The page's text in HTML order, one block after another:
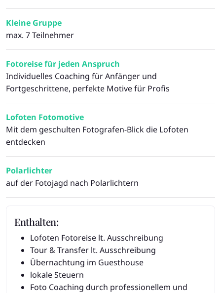
Kleine Gruppe
max. 7 Teilnehmer
Fotoreise für jeden Anspruch
Individuelles Coaching für Anfänger und
Fortgeschrittene, perfekte Motive für Profis
Lofoten Fotomotive
Mit dem geschulten Fotografen-Blick die Lofoten
entdecken
Polarlichter
auf der Fotojagd nach Polarlichtern
Enthalten:
Lofoten Fotoreise lt. Ausschreibung
Tour & Transfer lt. Ausschreibung
Übernachtung im Guesthouse
lokale Steuern
Foto Coaching durch professionellem und